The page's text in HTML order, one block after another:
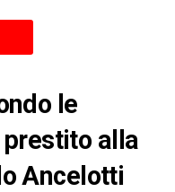
le
alla
Ancelotti